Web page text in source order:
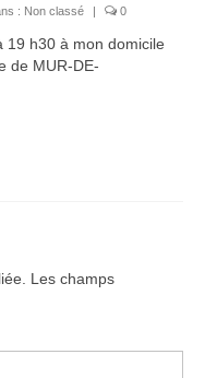
: Non classé | 0
19 h30 à mon domicile
de MUR-DE-
Les champs